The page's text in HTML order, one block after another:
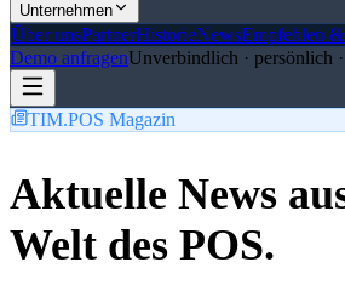
Unternehmen
Über unsPartnerHistorieNewsEmpfehlen &
Demo anfragenUnverbindlich · persönlich
TIM.POS Magazin
Aktuelle News
Welt des POS.